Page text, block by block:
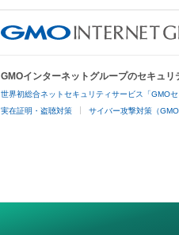
GMOインターネットグループのセキュリ
世界初総合ネットセキュリティサービス「GMOセ
実在証明・盗聴対策 サイバー攻撃対策（